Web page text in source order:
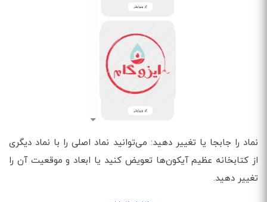
نماد را جابجا یا تغییر دهید: می‌توانید نماد اصلی را با نماد دیگری
از کتابخانه عظیم آیکون‌ها تعویض کنید یا ابعاد و موقعیت آن را
تغییر دهید.